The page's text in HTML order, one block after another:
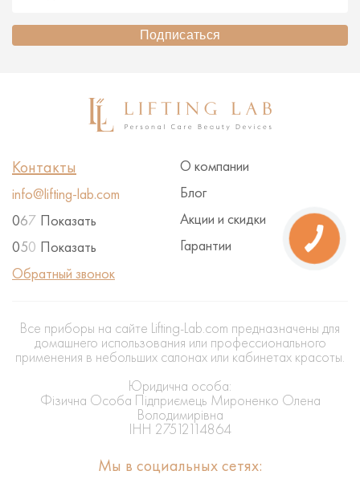
Подписаться
О компании
Блог
Акции и скидки
Гарантии
Контакты
info@lifting-lab.com
067 Показать
050 Показать
Обратный звонок
Мы в социальных сетях:
Все приборы на сайте Lifting-Lab.com предназначены для
домашнего использования или профессионального
применения в небольших салонах или кабинетах красоты.
Юридична особа:
Фізична Особа Підприємець Мироненко Олена
Володимирівна
ІНН 27512114864